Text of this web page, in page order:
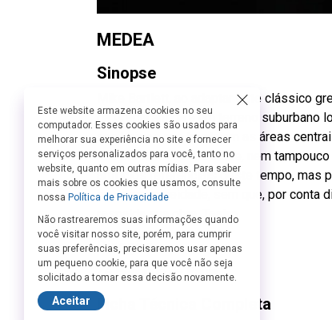
MEDEA
Sinopse
Mike Bartlett, ao adaptar este clássico
da Grécia antiga a um terreno suburbano
aos bairros que bordejam as áreas
não por mera similaridade, nem
artifícios referenciais deste tempo, mas
contemporaneidade, sem que, por conta
respalda sua obra. Teatro.
Direção
Zé Henrique de Paula
Ficha Técnica Completa
Este website armazena cookies no seu
computador. Esses cookies são usados para
melhorar sua experiência no site e fornecer
serviços personalizados para você, tanto no
website, quanto em outras mídias. Para saber
mais sobre os cookies que usamos, consulte
nossa Política de Privacidade
Não rastrearemos suas informações quando
você visitar nosso site, porém, para cumprir
suas preferências, precisaremos usar apenas
um pequeno cookie, para que você não seja
solicitado a tomar essa decisão novamente.
Aceitar